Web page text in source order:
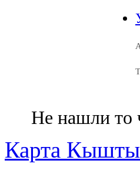
Не нашли
Карта